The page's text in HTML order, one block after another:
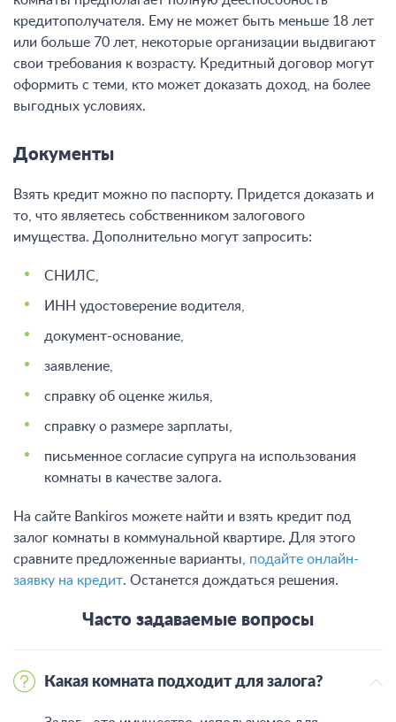
кредитополучателя. Ему не может быть меньше 18 лет
или больше 70 лет, некоторые организации выдвигают
свои требования к возрасту. Кредитный договор могут
оформить с теми, кто может доказать доход, на более
выгодных условиях.
Документы
Взять кредит можно по паспорту. Придется доказать и
то, что являетесь собственником залогового
имущества. Дополнительно могут запросить:
СНИЛС,
ИНН удостоверение водителя,
документ-основание,
заявление,
справку об оценке жилья,
справку о размере зарплаты,
письменное согласие супруга на использования
комнаты в качестве залога.
На сайте Bankiros можете найти и взять кредит под
залог комнаты в коммунальной квартире. Для этого
сравните предложенные варианты, подайте онлайн-
заявку на кредит. Останется дождаться решения.
Часто задаваемые вопросы
Какая комната подходит для залога?